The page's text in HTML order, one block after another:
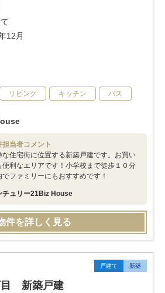
12月
リビング キッチン バス
担当者コメント
な住宅街に位置する新築戸建です。お買い
便利なエリアです！小学校まで徒歩１０分
でファミリーにもおすすめです！
チュリー21Biz House
件を詳しく見る
戸建て 新築
目 新築戸建